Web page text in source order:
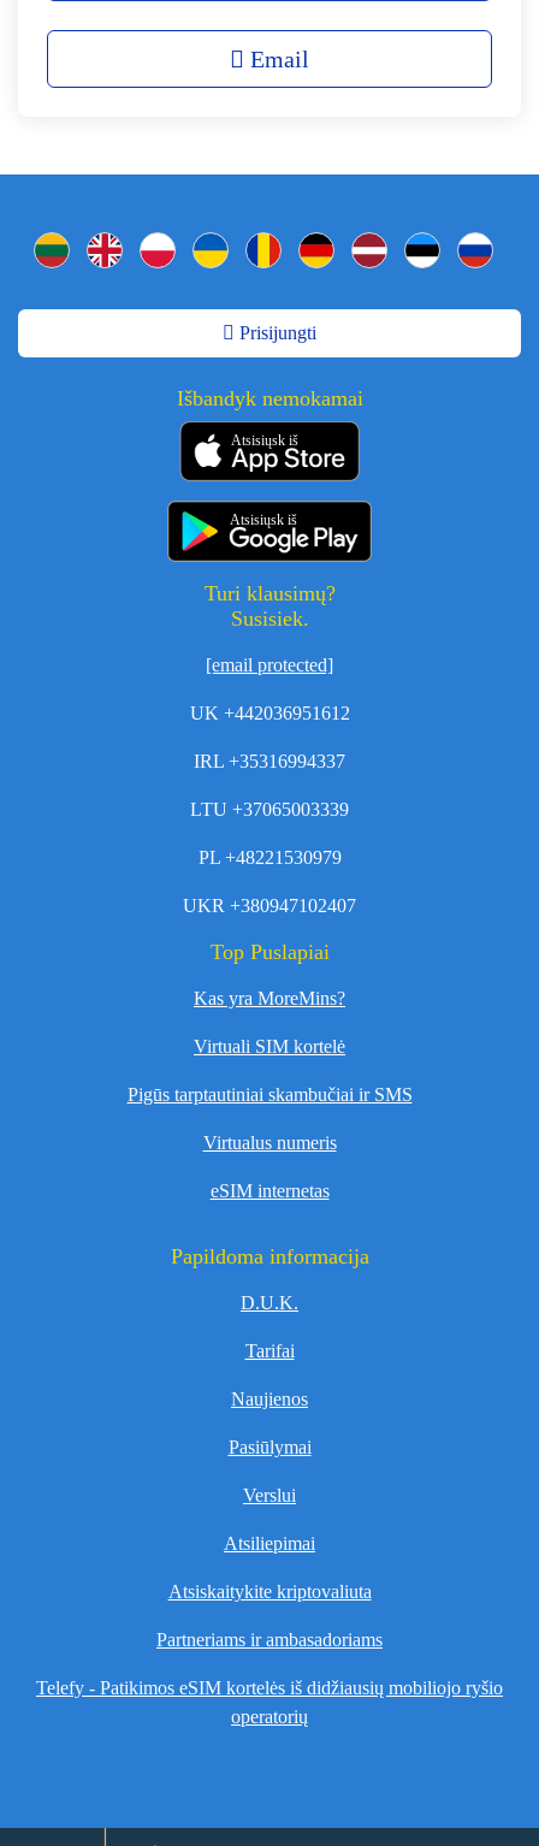
Email
Prisijungti
Išbandyk nemokamai
Atsisiųsk iš
Atsisiųsk iš
Turi klausimų?
Susisiek.
[email protected]
UK +442036951612
IRL +35316994337
LTU +37065003339
PL +48221530979
UKR +380947102407
Top Puslapiai
Kas yra MoreMins?
Virtuali SIM kortelė
Pigūs tarptautiniai skambučiai ir SMS
Virtualus numeris
eSIM internetas
Papildoma informacija
D.U.K.
Tarifai
Naujienos
Pasiūlymai
Verslui
Atsiliepimai
Atsiskaitykite kriptovaliuta
Partneriams ir ambasadoriams
Telefy - Patikimos eSIM kortelės iš didžiausių mobiliojo ryšio
operatorių